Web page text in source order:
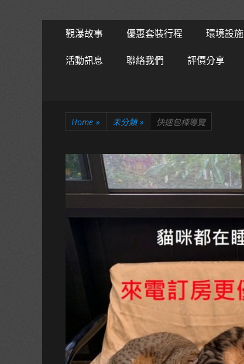
Primary
Menu
Skip
content
觀瀑故事 優惠套裝行程 環境設施
活動訊息 聯絡我們 評價分享
Home » 未分類 » 快速包棟導覽